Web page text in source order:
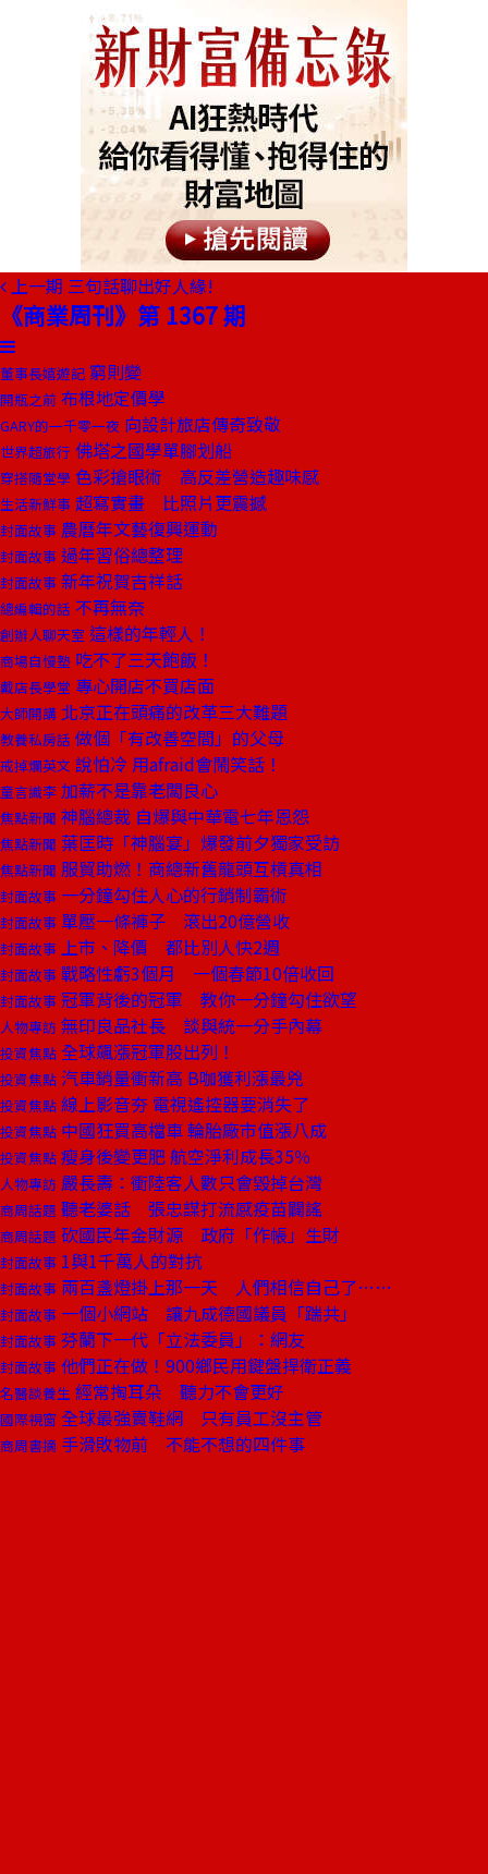
上一期 三句話聊出好人緣!
《商業周刊》第 1367 期
董事長嬉遊記 窮則變
開瓶之前 布根地定價學
GARY的一千零一夜 向設計旅店傳奇致敬
世界超旅行 佛塔之國學單腳划船
穿搭隨堂學 色彩搶眼術 高反差營造趣味感
生活新鮮事 超寫實畫 比照片更震撼
封面故事 農曆年文藝復興運動
封面故事 過年習俗總整理
封面故事 新年祝賀吉祥話
總編輯的話 不再無奈
創辦人聊天室 這樣的年輕人！
商場自慢塾 吃不了三天飽飯！
戴店長學堂 專心開店不買店面
大師開講 北京正在頭痛的改革三大難題
教養私房話 做個「有改善空間」的父母
戒掉爛英文 說怕冷 用afraid會鬧笑話！
童言識李 加薪不是靠老闆良心
焦點新聞 神腦總裁 自爆與中華電七年恩怨
焦點新聞 葉匡時「神腦宴」爆發前夕獨家受訪
焦點新聞 服貿助燃！商總新舊龍頭互槓真相
封面故事 一分鐘勾住人心的行銷制霸術
封面故事 單壓一條褲子 滾出20億營收
封面故事 上市、降價 都比別人快2週
封面故事 戰略性虧3個月 一個春節10倍收回
封面故事 冠軍背後的冠軍 教你一分鐘勾住欲望
人物專訪 無印良品社長 談與統一分手內幕
投資焦點 全球飆漲冠軍股出列！
投資焦點 汽車銷量衝新高 B咖獲利漲最兇
投資焦點 線上影音夯 電視遙控器要消失了
投資焦點 中國狂買高檔車 輪胎廠市值漲八成
投資焦點 瘦身後變更肥 航空淨利成長35％
人物專訪 嚴長壽：衝陸客人數只會毀掉台灣
商周話題 聽老婆話 張忠謀打流感疫苗闢謠
商周話題 砍國民年金財源 政府「作帳」生財
封面故事 1與1千萬人的對抗
封面故事 兩百盞燈掛上那一天 人們相信自己了……
封面故事 一個小網站 讓九成德國議員「踹共」
封面故事 芬蘭下一代「立法委員」：網友
封面故事 他們正在做！900鄉民用鍵盤捍衛正義
名醫談養生 經常掏耳朵 聽力不會更好
國際視窗 全球最強賣鞋網 只有員工沒主管
商周書摘 手滑敗物前 不能不想的四件事